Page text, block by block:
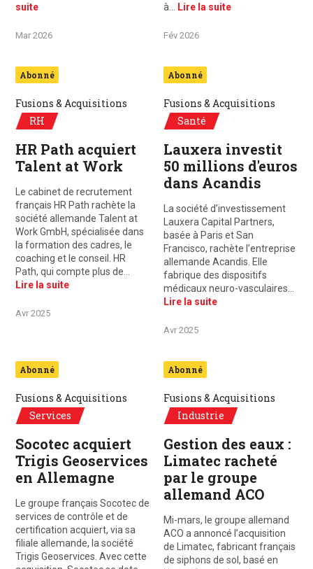
suite
Mar 2026
à…
Lire la suite
Fév 2026
Abonné
Fusions & Acquisitions
RH
HR Path acquiert
Talent at Work
Le cabinet de recrutement
français HR Path rachète la
société allemande Talent at
Work GmbH, spécialisée dans
la formation des cadres, le
coaching et le conseil. HR
Path, qui compte plus de…
Lire la suite
Avr 2025
Abonné
Fusions & Acquisitions
Santé
Lauxera investit
50 millions d'euros
dans Acandis
La société d’investissement
Lauxera Capital Partners,
basée à Paris et San
Francisco, rachète l’entreprise
allemande Acandis. Elle
fabrique des dispositifs
médicaux neuro-vasculaires…
Lire la suite
Avr 2025
Abonné
Fusions & Acquisitions
Services
Socotec acquiert
Trigis Geoservices
en Allemagne
Le groupe français Socotec de
services de contrôle et de
certification acquiert, via sa
filiale allemande, la société
Trigis Geoservices. Avec cette
Abonné
Fusions & Acquisitions
Industrie
Gestion des eaux :
Limatec racheté
par le groupe
allemand ACO
Mi-mars, le groupe allemand
ACO a annoncé l’acquisition
de Limatec, fabricant français
de siphons de sol, basé en